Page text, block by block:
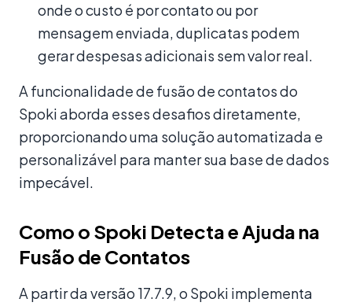
onde o custo é por contato ou por
mensagem enviada, duplicatas podem
gerar despesas adicionais sem valor real.
A funcionalidade de fusão de contatos do
Spoki aborda esses desafios diretamente,
proporcionando uma solução automatizada e
personalizável para manter sua base de dados
impecável.
Como o Spoki Detecta e Ajuda na
Fusão de Contatos
A partir da versão 17.7.9, o Spoki implementa